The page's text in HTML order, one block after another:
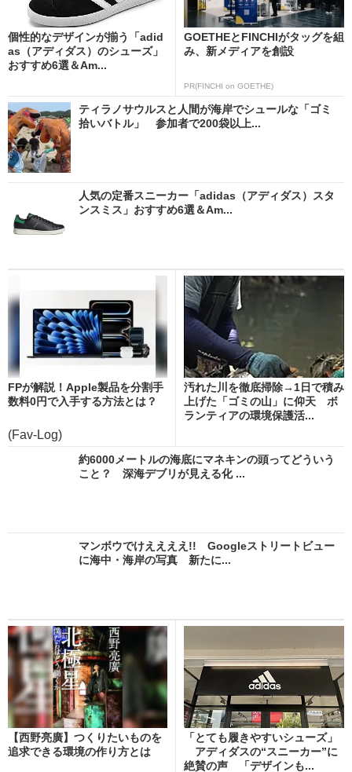
個性的なデザインが揃う「adid
as（アディダス）のシューズ」
おすすめ6選＆Am...
GOETHEとFINCHIがタッグを組
み、新メディアを創設
PR(FINCHI on GOETHE)
ティラノサウルスと人間が海岸でシュールな「ゴミ
拾いバトル」 参加者で200袋以上...
人気の定番スニーカー「adidas（アディダス）スタ
ンスミス」おすすめ6選＆Am...
FPが解説！Apple製品を分割手
数料0円で入手する方法とは？
(Fav-Log)
汚れた川を徹底掃除→1日で積み
上げた「ゴミの山」に仰天 ボ
ランティアの環境保護活...
約6000メートルの海底にマネキンの頭ってどういう
こと？ 深海デブリが見える化 ...
マンボウでけええええ!! Googleストリートビュー
に海中・海岸の写真 新たに...
【西野亮廣】つくりたいものを
追求できる環境の作り方とは
「とても履きやすいシューズ」
アディダスの“スニーカー”に
絶賛の声 「デザインも...